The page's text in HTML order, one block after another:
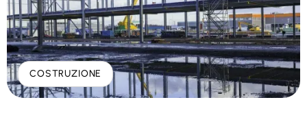
COSTRUZIONE